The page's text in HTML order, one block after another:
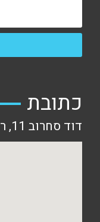
כתובת
דוד סחרוב 11, ראשון לציון